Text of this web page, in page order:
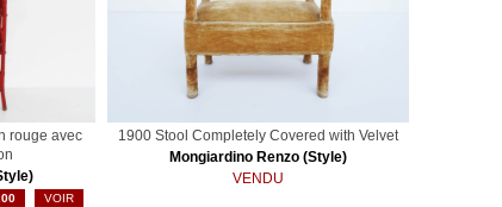
rouge avec
VOIR
1900 Stool Completely Covered with Velvet
Mongiardino Renzo (Style)
VENDU